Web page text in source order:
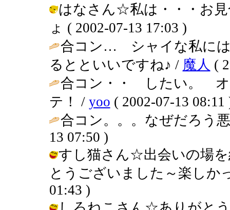
はなさん☆私は・・・お
ょ ( 2002-07-13 17:03 )
合コン… シャイな私に
るとといいですね♪ / 魔人 (
合コン・・ したい。 オ
テ！ / yoo ( 2002-07-13 08:11
合コン。。。なぜだろう
13 07:50 )
すし猫さん☆出会いの場
とうございました～楽しか
01:43 )